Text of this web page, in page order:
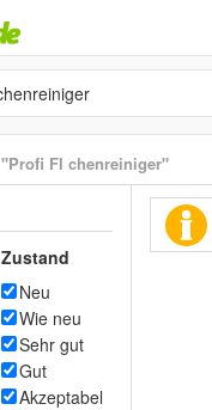
"Profi Fl chenreiniger"
Zustand
Neu
Wie neu
Sehr gut
Gut
Akzeptabel